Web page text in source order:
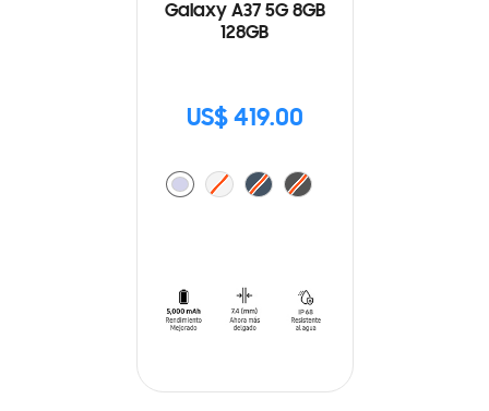
Galaxy A37 5G 8GB
128GB
US$ 419.00